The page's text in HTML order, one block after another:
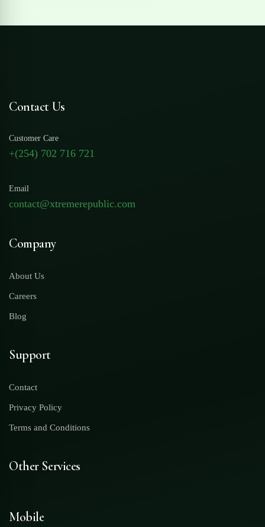
Contact Us
Customer Care
+(254) 702 716 721
Email
contact@xtremerepublic.com
Company
About Us
Careers
Blog
Support
Contact
Privacy Policy
Terms and Conditions
Other Services
Mobile